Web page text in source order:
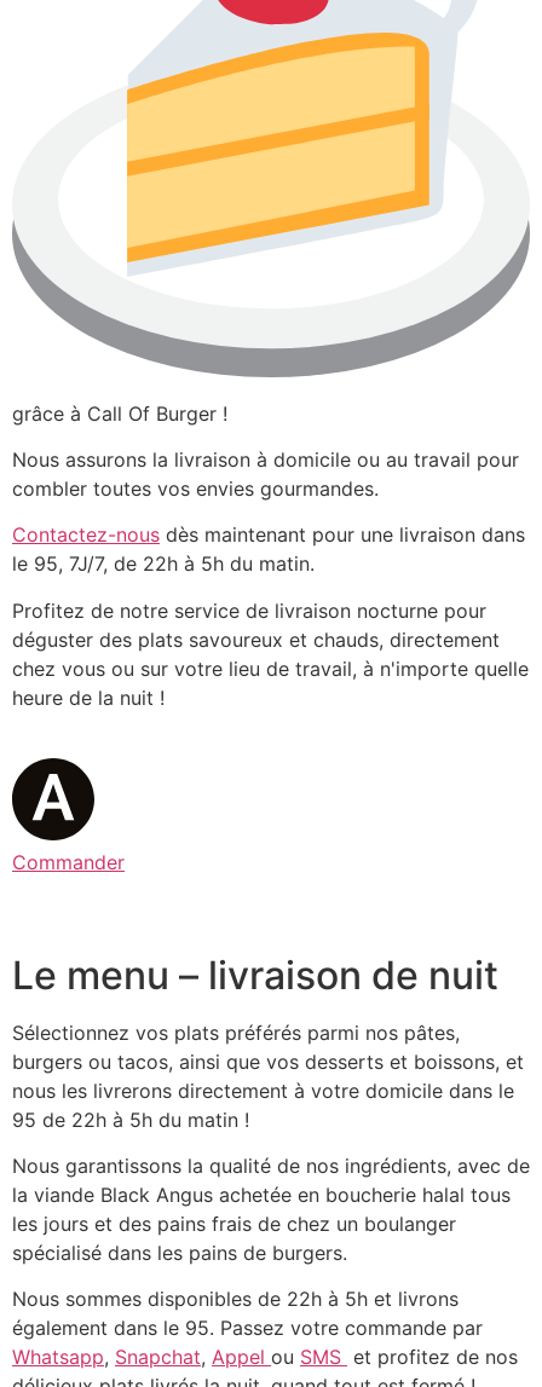
grâce à Call Of Burger !
Nous assurons la livraison à domicile ou au travail pour
combler toutes vos envies gourmandes.
Contactez-nous dès maintenant pour une livraison dans
le 95, 7J/7, de 22h à 5h du matin.
Profitez de notre service de livraison nocturne pour
déguster des plats savoureux et chauds, directement
chez vous ou sur votre lieu de travail, à n'importe quelle
heure de la nuit !
Commander
Le menu – livraison de nuit
Sélectionnez vos plats préférés parmi nos pâtes,
burgers ou tacos, ainsi que vos desserts et boissons, et
nous les livrerons directement à votre domicile dans le
95 de 22h à 5h du matin !
Nous garantissons la qualité de nos ingrédients, avec de
la viande Black Angus achetée en boucherie halal tous
les jours et des pains frais de chez un boulanger
spécialisé dans les pains de burgers.
Nous sommes disponibles de 22h à 5h et livrons
également dans le 95. Passez votre commande par
Whatsapp, Snapchat, Appel ou SMS et profitez de nos